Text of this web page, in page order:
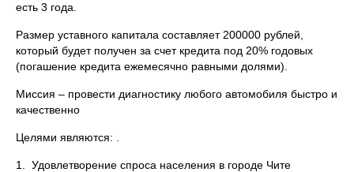
есть 3 года.
Размер уставного капитала составляет 200000 рублей,
который будет получен за счет кредита под 20% годовых
(погашение кредита ежемесячно равными долями).
Миссия – провести диагностику любого автомобиля быстро и
качественно
Целями являются: .
1. Удовлетворение спроса населения в городе Чите